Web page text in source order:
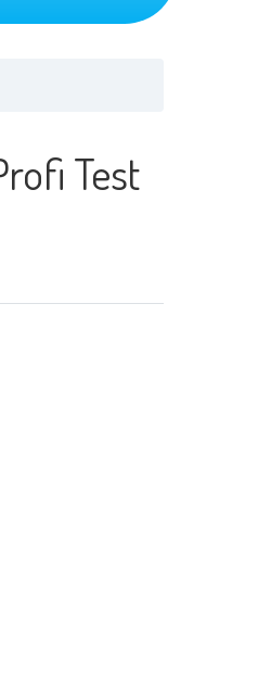
Test